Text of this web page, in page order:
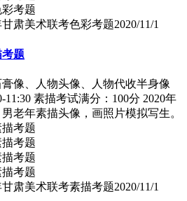
甘肃美术联考色彩考题2020/11/1
考题
像、人物头像、人物代收半身像
素描考试满分：100分 2020年
老年素描头像，画照片模拟写生。
甘肃美术联考素描考题2020/11/1